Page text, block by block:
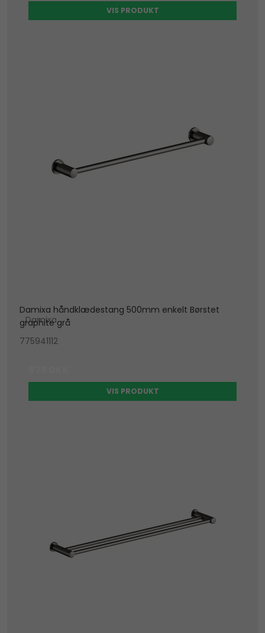
VIS PRODUKT
Damixa håndklædestang 500mm enkelt Børstet
graphite grå
Damixa
775941112
VIS PRODUKT